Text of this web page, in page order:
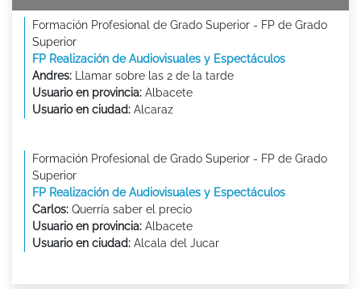
Formación Profesional de Grado Superior - FP de Grado
Superior
FP Realización de Audiovisuales y Espectáculos
Andres: Llamar sobre las 2 de la tarde
Usuario en provincia: Albacete
Usuario en ciudad: Alcaraz
Formación Profesional de Grado Superior - FP de Grado
Superior
FP Realización de Audiovisuales y Espectáculos
Carlos: Querría saber el precio
Usuario en provincia: Albacete
Usuario en ciudad: Alcala del Jucar